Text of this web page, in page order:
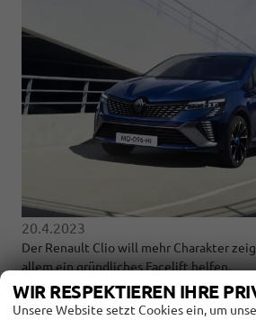
20.4.2023
Der Renault Clio will mehr Charakter
allem ein gründliches Facelift helfen.
weiterlesen
WIR RESPEKTIEREN IHRE
Unsere Website setzt Cookies ein, um